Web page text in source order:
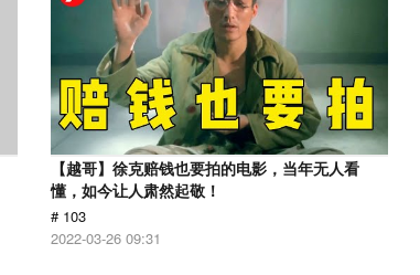
【越哥】徐克赔钱也要拍的电影，当年无人看
懂，如今让人肃然起敬！
# 103
2022-03-26 09:31